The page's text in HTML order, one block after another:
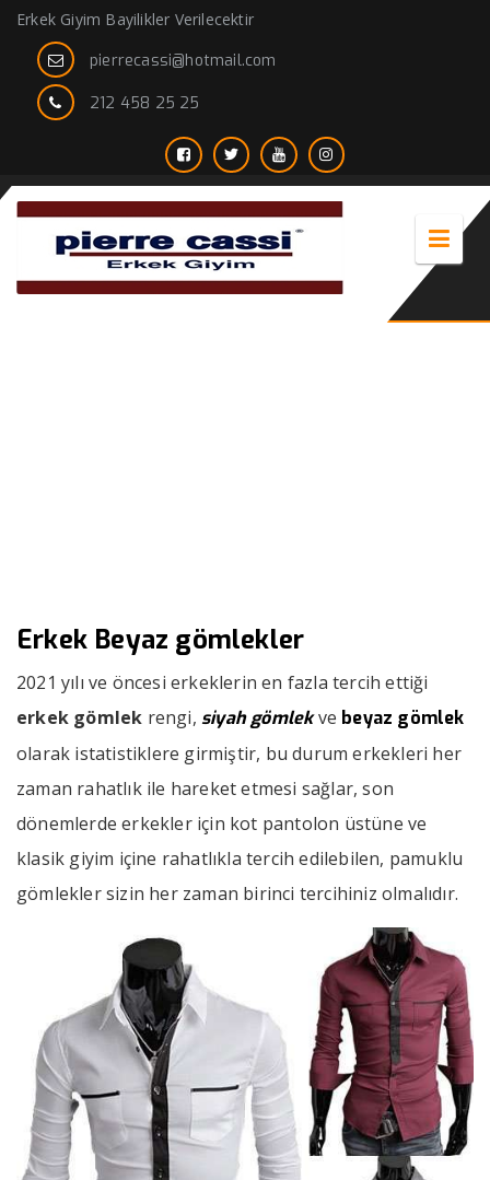
Erkek Giyim Bayilikler Verilecektir
pierrecassi@hotmail.com
212 458 25 25
Erkek Beyaz gömlekler
2021 yılı ve öncesi erkeklerin en fazla tercih ettiği
erkek gömlek rengi, siyah gömlekve beyaz gömlek
olarak istatistiklere girmiştir, bu durum erkekleri her
zaman rahatlık ile hareket etmesi sağlar, son
dönemlerde erkekler için kot pantolon üstüne ve
klasik giyim içine rahatlıkla tercih edilebilen, pamuklu
gömlekler sizin her zaman birinci tercihiniz olmalıdır.